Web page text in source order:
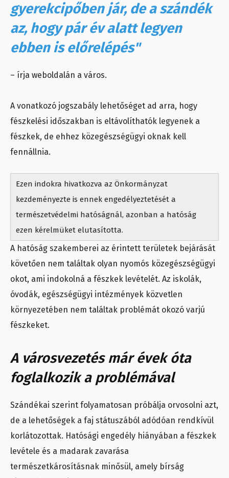
gyerekcipőben jár, de a szándék
az, hogy pár év alatt legyen
ebben is előrelépés"
– írja weboldalán a város.
A vonatkozó jogszabály lehetőséget ad arra, hogy
fészkelési időszakban is eltávolíthatók legyenek a
fészkek, de ehhez közegészségügyi oknak kell
fennállnia.
Ezen indokra hivatkozva az Önkormányzat
kezdeményezte is ennek engedélyeztetését a
természetvédelmi hatóságnál, azonban a hatóság
ezen kérelmüket elutasította.
A hatóság szakemberei az érintett területek bejárását
követően nem találtak olyan nyomós közegészségügyi
okot, ami indokolná a fészkek levételét. Az iskolák,
óvodák, egészségügyi intézmények közvetlen
környezetében nem találtak problémát okozó varjú
fészkeket.
A városvezetés már évek óta
foglalkozik a problémával
Szándékai szerint folyamatosan próbálja orvosolni azt,
de a lehetőségek a faj státuszából adódóan rendkívül
korlátozottak. Hatósági engedély hiányában a fészkek
levétele és a madarak zavarása
természetkárosításnak minősül, amely bírság